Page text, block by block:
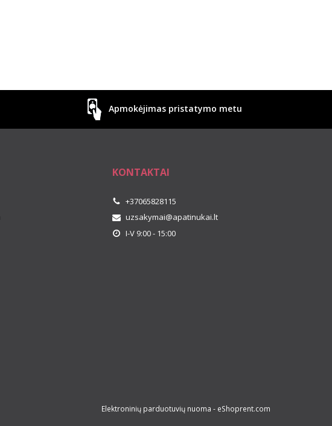
Apmokėjimas pristatymo metu
KONTAKTAI
+37065828115
uzsakymai@apatinukai.lt
I-V 9:00 - 15:00
Elektroninių parduotuvių nuoma - eShoprent.com